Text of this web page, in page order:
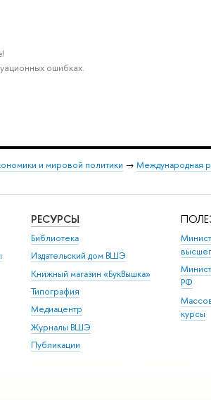
ошибках.
и мировой политики → Международная
РЕСУРСЫ
Библиотека
Издательский дом ВШЭ
Книжный магазин «БукВышка»
Типография
Медиацентр
Журналы ВШЭ
Публикации
РФ
курсы